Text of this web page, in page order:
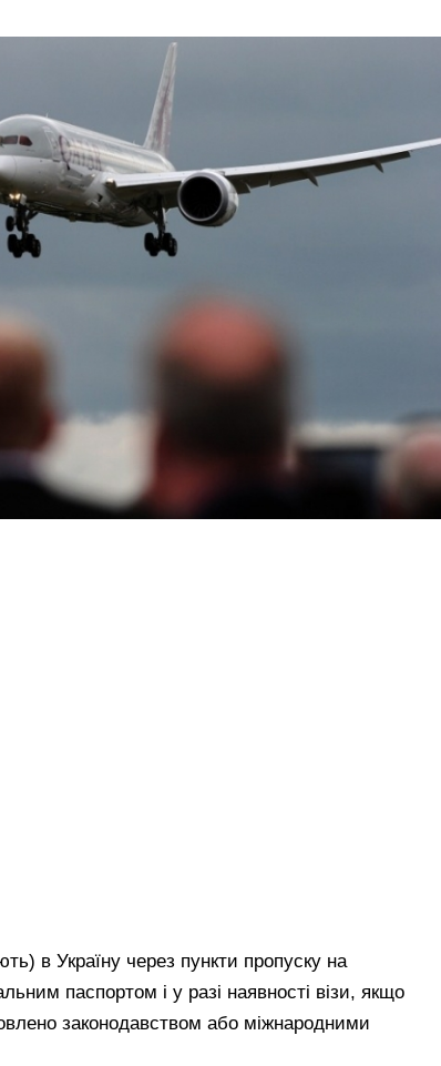
в Україну через пункти пропуску на
паспортом i у разі наявності візи, якщо
законодавством або міжнародними